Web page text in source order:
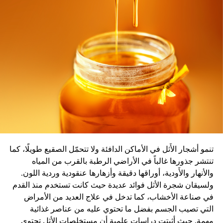
المصدر: سكاي نيوز
تنمو أشجار الأَثل في الأماكن الدافئة ولا تتحمّل الصقيع طويلًا، كما
تنتشر جذورها غالباً في الأراضي الرطبة بالقرب من المياه
والأنهار والأَودية، أوراقها دقيقة وأزهارها عنقودية وردية اللون.
ولسيقان شجرة الأثل فوائد عديدة حيث كانت تستخدم منذ القدم
في صناعة الأخشاب، كما تدخل في علاج العديد من الأمراض
التي تصيب الجسم بفضل ما تحتوي عليه من عناصر غذائية
مهمة. حيث أثبتت دراسات علمية أن مستخلصات الأثل تحتوي